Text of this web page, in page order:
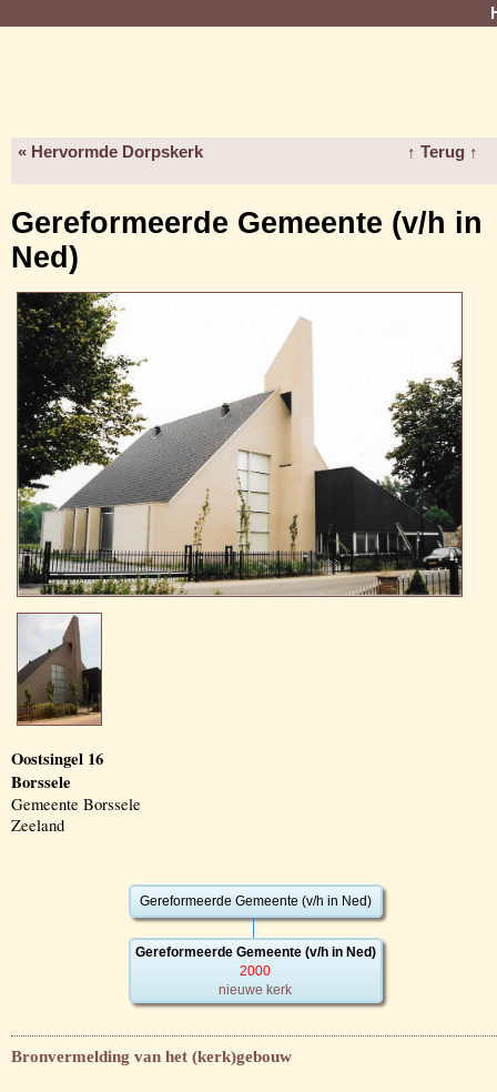
« Hervormde Dorpskerk ↑ Terug ↑
Gereformeerde Gemeente (v/h in
Ned)
Oostsingel 16
Borssele
Gemeente Borssele
Zeeland
Gereformeerde Gemeente (v/h in Ned)
Gereformeerde Gemeente (v/h in Ned)
2000
nieuwe kerk
Bronvermelding van het (kerk)gebouw